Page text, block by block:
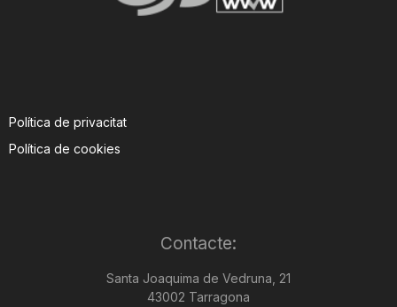
Política de privacitat
Política de cookies
Contacte:
Santa Joaquima de Vedruna, 21
43002 Tarragona